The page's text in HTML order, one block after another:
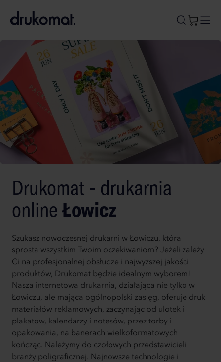
A
Drukomat - drukarnia
online Łowicz
Szukasz nowoczesnej drukarni w Łowiczu, która
sprosta wszystkim Twoim oczekiwaniom? Jeżeli zależy
Ci na profesjonalnej obsłudze i najwyższej jakości
produktów, Drukomat będzie idealnym wyborem!
Nasza internetowa drukarnia, działająca nie tylko w
Łowiczu, ale mająca ogólnopolski zasięg, oferuje druk
materiałów reklamowych, zaczynając od ulotek i
plakatów, kalendarzy i notesów, przez torby i
opakowania, na banerach wielkoformatowych
kończąc. Należymy do czołowych przedstawicieli
branży poligraficznej. Najnowsze technologie i